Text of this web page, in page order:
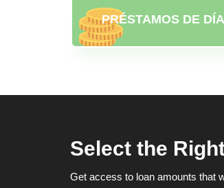
PRÉSTAMOS DE DÍA
Select the
Get access to loan amounts that